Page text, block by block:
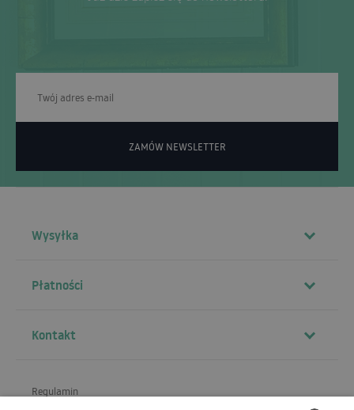
ZAMÓW NEWSLETTER
Wysyłka
Płatności
Kontakt
Regulamin